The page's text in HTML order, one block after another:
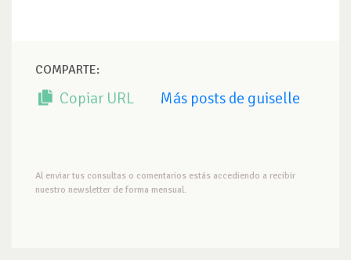
COMPARTE:
Copiar URL Más posts de guiselle
Al enviar tus consultas o comentarios estás accediendo a recibir
nuestro newsletter de forma mensual.